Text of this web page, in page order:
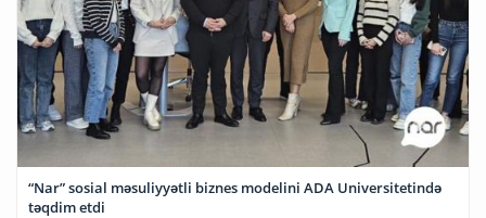
“Nar” sosial məsuliyyətli biznes modelini ADA Universitetində
təqdim etdi